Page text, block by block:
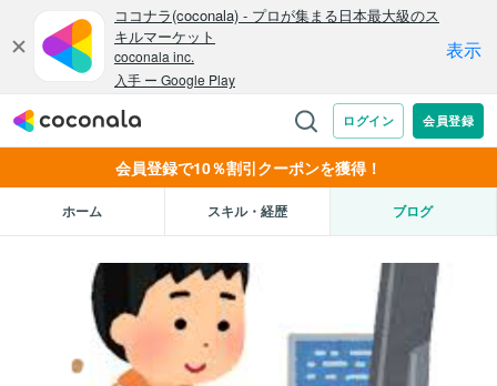
会員登録で10％割引クーポンを獲得！
ホーム スキル・経歴 ブログ